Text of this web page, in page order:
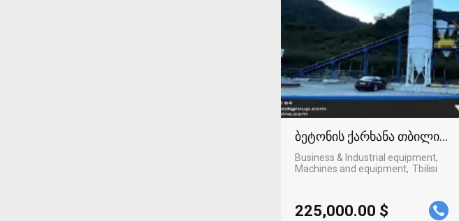
ბეტონის ქარხანა თბილისში
Business & Industrial equipment,
Machines and equipment Tbilisi
225,000.00 $